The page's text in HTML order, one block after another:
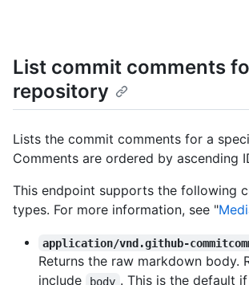
List commit comments
repository
Lists the commit comments for a
Comments are ordered by ascending
This endpoint supports the following
types. For more information, see "
application/vnd.github-
Returns the raw markdown body.
include
body . This is the default